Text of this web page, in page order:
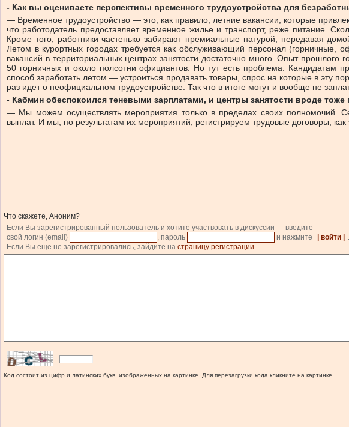
- Как вы оцениваете перспективы временного трудоустройства для
— Временное трудоустройство — это, как правило, летние вакансии, которые
что работодатель предоставляет временное жилье и транспорт, реже питание.
Кроме того, работники частенько забирают премиальные натурой, передавая
Летом в курортных городах требуется как обслуживающий персонал
вакансий в территориальных центрах занятости достаточно много. Опыт прошлого
50 горничных и около полсотни официантов. Но тут есть проблема. Кандидатам
способ заработать летом — устроиться продавать товары, спрос на которые в эту
раз идет о неофициальном трудоустройстве. Так что в итоге могут и вообще не
- Кабмин обеспокоился теневыми зарплатами, и центры занятости вроде
— Мы можем осуществлять мероприятия только в пределах своих полномочий.
выплат. И мы, по результатам их мероприятий, регистрируем трудовые договоры, как
Что скажете, Аноним?
Если Вы зарегистрированный пользователь и хотите участвовать в дискуссии — введите
свой логин (email)
, пароль и нажмите | войти |
.
Если Вы еще не зарегистрировались, зайдите на страницу регистрации.
Код состоит из цифр и латинских букв, изображенных на картинке. Для перезагрузки кода кликните на картинке.